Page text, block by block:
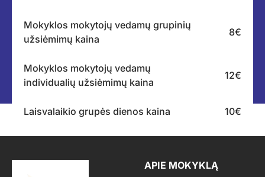
Mokyklos mokytojų vedamų grupinių
užsiėmimų kaina
8€
Mokyklos mokytojų vedamų
individualių užsiėmimų kaina
12€
Laisvalaikio grupės dienos kaina 10€
APIE MOKYKLĄ